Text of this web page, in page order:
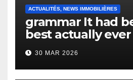
ACTUALITÉS, NEWS IMMOBILIÈRES
grammar It had
best actually
to it’s the top
English
Heap Change
30 MAR 2026